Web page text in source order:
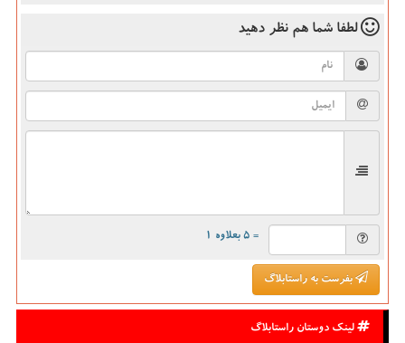
لطفا شما هم نظر دهید
= ۵ بعلاوه ۱
بفرست به راستابلاگ
لینک دوستان راستابلاگ